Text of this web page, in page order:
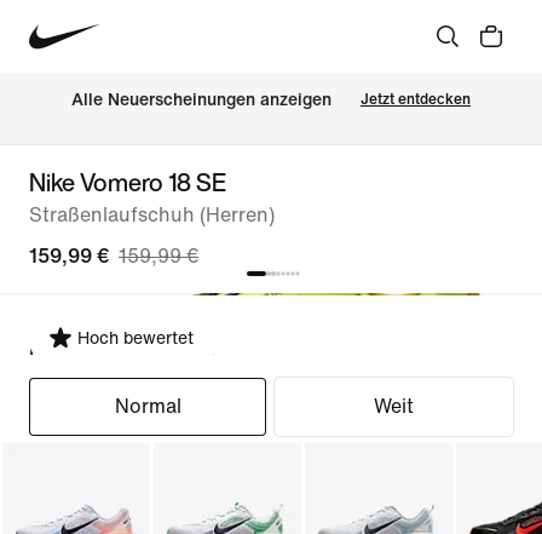
Alle Neuerscheinungen anzeigen Jetzt entdecken
Nike Vomero 18 SE
Straßenlaufschuh (Herren)
159,99 € 159,99 €
Hoch bewertet
Passform auswählen
Normal Weit